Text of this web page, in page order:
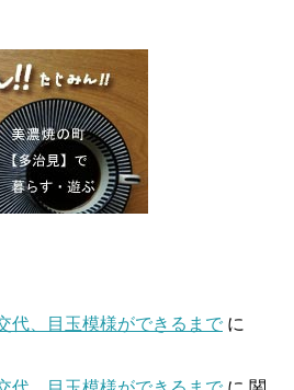
代、目玉模様ができるまで に